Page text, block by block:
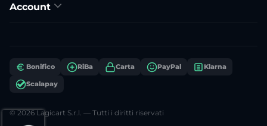
Account
Bonifico RiBa Carta PayPal Klarna
Scalapay
© 2026 Lagicart S.r.l. — Tutti i diritti riservati